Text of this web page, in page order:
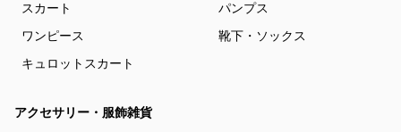
スカート
ワンピース
キュロットスカート
パンプス
靴下・ソックス
アクセサリー・服飾雑貨